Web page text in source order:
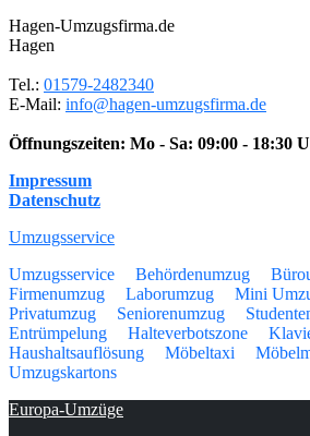
Hagen-Umzugsfirma.de
Hagen
Tel.: 01579-2482340
E-Mail: info@hagen-umzugsfirma.de
Öffnungszeiten: Mo - Sa: 09:00 - 18:30
Impressum
Datenschutz
Umzugsservice
Umzugsservice
Behördenumzug
Firmenumzug
Laborumzug Mini
Privatumzug
Seniorenumzug
Entrümpelung
Halteverbotszone
Haushaltsauflösung
Möbeltaxi
Umzugskartons
Europa-Umzüge